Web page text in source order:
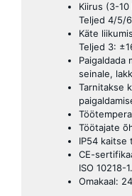
Kiirus (3-
Teljed 4/5/
Käte
Teljed 3:
Paigaldada
seinale,
Tarnitakse
Töötajate
IP54 kaitse
CE-
ISO 10218-1.
Omakaal: